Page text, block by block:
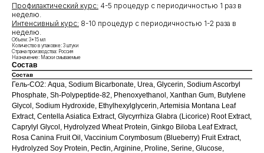
Профилактический курс: 4-5 процедур с периодичностью 1 раз в
неделю.
Интенсивный курс: 8-10 процедур с периодичностью 1-2 раза в
неделю.
Объем: 3*15 мл
Количество в упаковке: 3 штуки
Страна производства: Россия
Назначение: Маски смываемые
Состав
Состав
Гель-СО2: Aqua, Sodium Bicarbonate, Urea, Glycerin, Sodium Ascorbyl
Phosphate, Sh-Polypeptide-82, Phenoxyethanol, Xanthan Gum, Butylene
Glycol, Sodium Hydroxide, Ethylhexylglycerin, Artemisia Montana Leaf
Extract, Centella Asiatica Extract, Glycyrrhiza Glabra (Licorice) Root Extract,
Caprylyl Glycol, Hydrolyzed Wheat Protein, Ginkgo Biloba Leaf Extract,
Rosa Canina Fruit Oil, Vaccinium Corymbosum (Blueberry) Fruit Extract,
Hydrolyzed Soy Protein, Pectin, Arginine, Proline, Serine, Glucose,
ТЕЛЕФОН
АДРЕСА
– Проспект Ленина, дом 6
г.Иваново
КЛИЕНТАМ
Контакты
Оплата и доставка
Политика обработки
персональных данных
Публичная оферта
Бонусная программа